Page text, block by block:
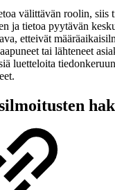
välittävän roolin, siis
ja tietoa pyytävän
etteivät
tai lähteneet
luetteloita